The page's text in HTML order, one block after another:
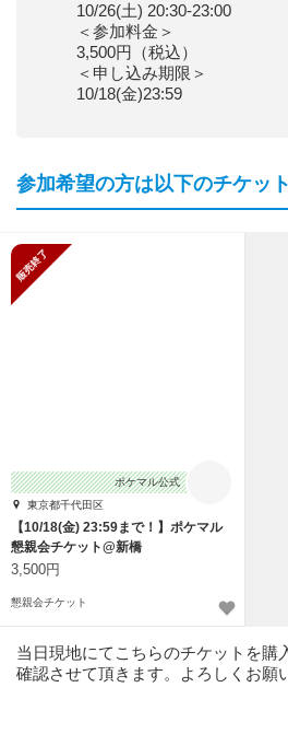
10/26(土) 20:30-23:00
＜参加料金＞
3,500円（税込）
＜申し込み期限＞
10/18(金)23:59
参加希望の方は以下のチケッ
ポケマル公式
東京都千代田区
【10/18(金) 23:59まで！】ポケマル
懇親会チケット@新橋
3,500円
懇親会チケット
当日現地にてこちらのチケットを購
確認させて頂きます。よろしくお願